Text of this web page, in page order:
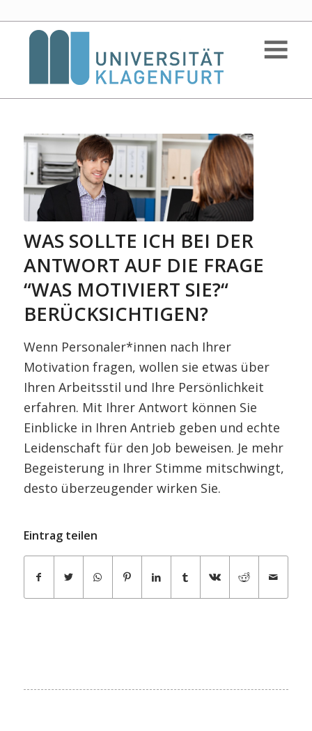
WAS SOLLTE ICH BEI DER
ANTWORT AUF DIE FRAGE
“WAS MOTIVIERT SIE?“
BERÜCKSICHTIGEN?
Wenn Personaler*innen nach Ihrer
Motivation fragen, wollen sie etwas über
Ihren Arbeitsstil und Ihre Persönlichkeit
erfahren. Mit Ihrer Antwort können Sie
Einblicke in Ihren Antrieb geben und echte
Leidenschaft für den Job beweisen. Je mehr
Begeisterung in Ihrer Stimme mitschwingt,
desto überzeugender wirken Sie.
Eintrag teilen